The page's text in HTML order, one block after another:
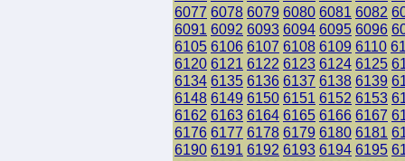
6077 6078 6079 6080 6081 6082
6091 6092 6093 6094 6095 6096
6105 6106 6107 6108 6109 6110
6120 6121 6122 6123 6124 6125
6134 6135 6136 6137 6138 6139
6148 6149 6150 6151 6152 6153
6162 6163 6164 6165 6166 6167
6176 6177 6178 6179 6180 6181
6190 6191 6192 6193 6194 6195